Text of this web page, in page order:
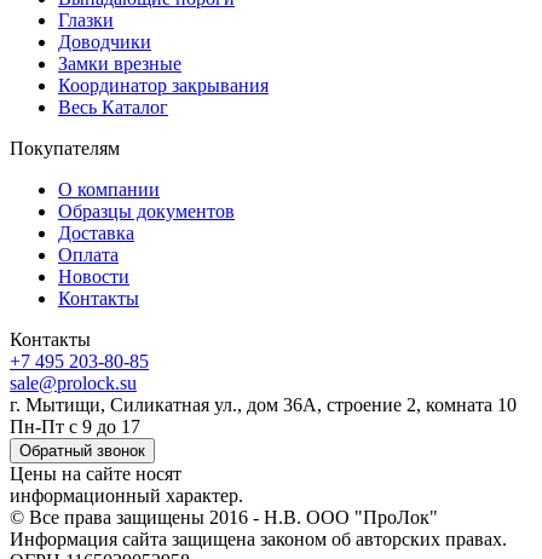
Глазки
Доводчики
Замки врезные
Координатор закрывания
Весь Каталог
Покупателям
О компании
Образцы документов
Доставка
Оплата
Новости
Контакты
Контакты
+7 495 203-80-85
sale@prolock.su
г. Мытищи, Силикатная ул., дом 36А, строение 2, комната 10
Пн-Пт с 9 до 17
Обратный звонок
Цены на сайте носят
информационный характер.
© Все права защищены 2016 - Н.В. ООО "ПроЛок"
Информация сайта защищена законом об авторских правах.